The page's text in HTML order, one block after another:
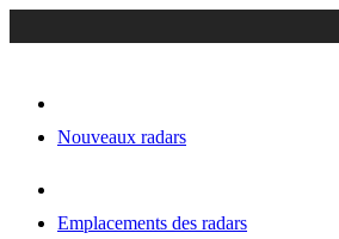
Nouveaux radars
Emplacements des radars